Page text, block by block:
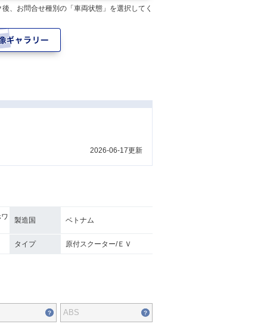
後、お問合せ種別の「車両状態」を選択してく
2026-06-17更新
製造国 ベトナム
タイプ 原付スクーター/ＥＶ
ABS